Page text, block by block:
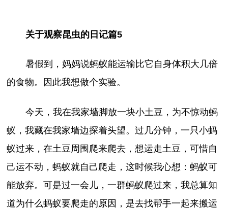
关于观察昆虫的日记篇5
暑假到，妈妈说蚂蚁能运输比它自身体积大几倍
的食物。因此我想做个实验。
今天，我在我家墙脚放一块小土豆，为不惊动蚂
蚁，我藏在我家墙边探着头望。过几分钟，一只小蚂
蚁过来，在土豆周围爬来爬去，想运走土豆，可惜自
己运不动，蚂蚁就自己爬走，这时候我心想：蚂蚁可
能放弃。可是过一会儿，一群蚂蚁爬过来，我总算知
道为什么蚂蚁要爬走的原因，是去找帮手一起来搬运